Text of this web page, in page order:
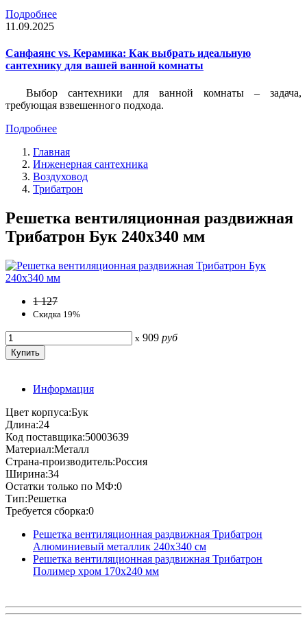
Подробнее
11.09.2025
Санфаянс vs. Керамика: Как выбрать идеальную
сантехнику для вашей ванной комнаты
Выбор сантехники для ванной комнаты – задача,
требующая взвешенного подхода.
Подробнее
Главная
Инженерная сантехника
Воздуховод
Трибатрон
Решетка вентиляционная раздвижная
Трибатрон Бук 240x340 мм
1 127
Скидка 19%
x 909 руб
Информация
Цвет корпуса:Бук
Длина:24
Код поставщика:50003639
Материал:Металл
Страна-производитель:Россия
Ширина:34
Остатки только по МФ:0
Тип:Решетка
Требуется сборка:0
Решетка вентиляционная раздвижная Трибатрон
Алюминиевый металлик 240x340 см
Решетка вентиляционная раздвижная Трибатрон
Полимер хром 170x240 мм